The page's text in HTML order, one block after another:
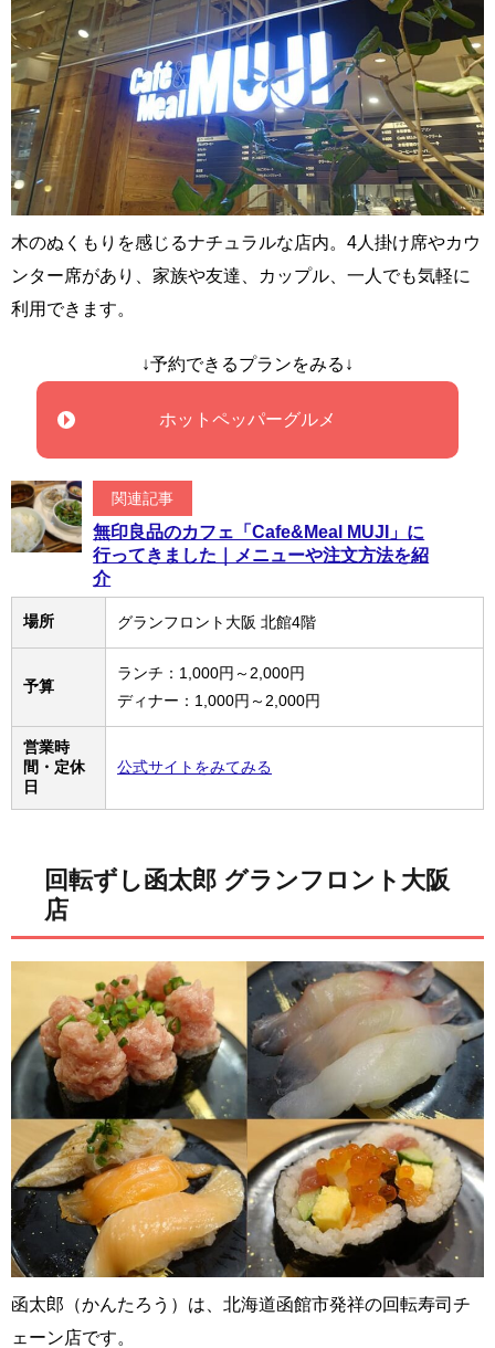
木のぬくもりを感じるナチュラルな店内。4人掛け席やカウ
ンター席があり、家族や友達、カップル、一人でも気軽に
利用できます。
↓予約できるプランをみる↓
ホットペッパーグルメ
関連記事
無印良品のカフェ「Cafe&Meal MUJI」に
行ってきました｜メニューや注文方法を紹
介
場所 グランフロント大阪 北館4階
予算
ランチ：1,000円～2,000円
ディナー：1,000円～2,000円
営業時
間・定休
日
公式サイトをみてみる
回転ずし函太郎 グランフロント大阪
店
函太郎（かんたろう）は、北海道函館市発祥の回転寿司チ
ェーン店です。